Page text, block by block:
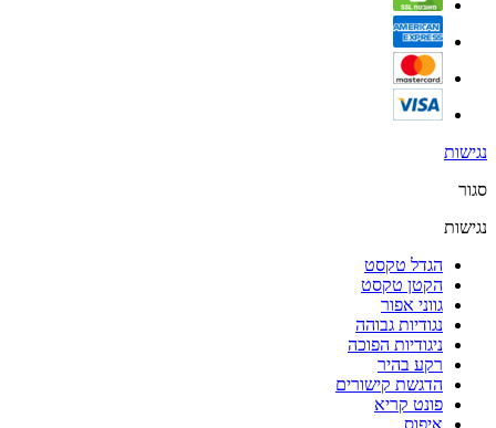
נגישות
סגור
נגישות
הגדל טקסט
הקטן טקסט
גווני אפור
נגודיות גבוהה
ניגודיות הפוכה
רקע בהיר
הדגשת קישורים
פונט קריא